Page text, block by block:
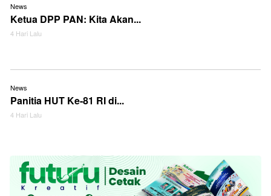
News
Ketua DPP PAN: Kita Akan...
4 Hari Lalu
News
Panitia HUT Ke-81 RI di...
4 Hari Lalu